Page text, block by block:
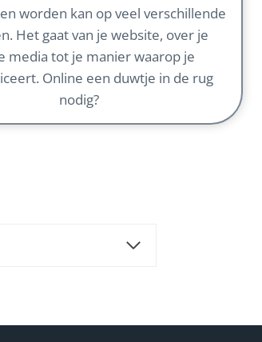
worden kan op veel verschillende
Het gaat van je website, over je
media tot je manier waarop je
Online een duwtje in de rug
nodig?